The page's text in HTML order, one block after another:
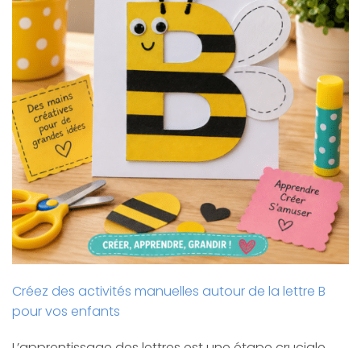
Créez des activités manuelles autour de la lettre B
pour vos enfants